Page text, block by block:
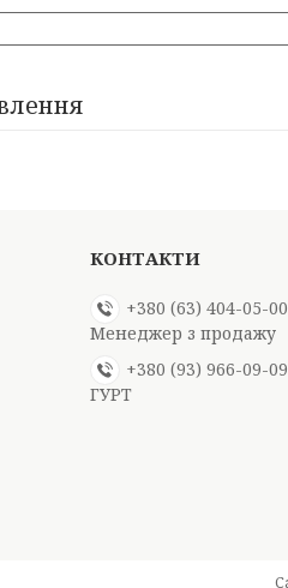
+380 (63) 404-05-00
Менеджер з продажу
+380 (93) 966-09-09
ГУРТ